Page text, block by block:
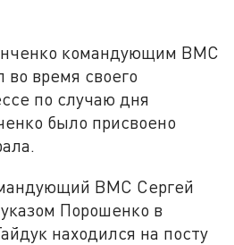
командующим ВМС
время своего
по случаю дня
было присвоено
ВМС Сергей
Порошенко в
находился на посту